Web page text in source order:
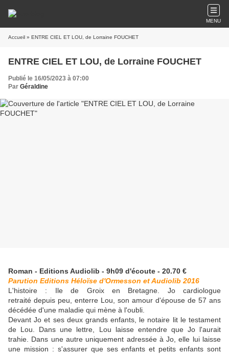
MENU
Accueil » ENTRE CIEL ET LOU, de Lorraine FOUCHET
ENTRE CIEL ET LOU, de Lorraine FOUCHET
Publié le 16/05/2023 à 07:00
Par Géraldine
Roman - Editions Audiolib - 9h09 d'écoute - 20.70 €
Parution Editions Héloïse d'Ormesson et Audiolib 2016
L'histoire : Ile de Groix en Bretagne. Jo cardiologue
retraité depuis peu, enterre Lou, son amour d'épouse de 57 ans
décédée d'une maladie qui mène à l'oubli.
Devant Jo et ses deux grands enfants, le notaire lit le testament
de Lou. Dans une lettre, Lou laisse entendre que Jo l'aurait
trahie. Dans une autre uniquement adressée à Jo, elle lui laisse
une mission : s'assurer que ses enfants et petits enfants sont